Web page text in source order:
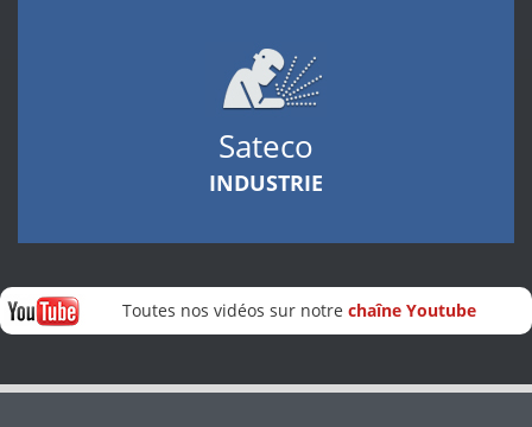
Sateco
INDUSTRIE
Toutes nos vidéos sur notre chaîne Youtube